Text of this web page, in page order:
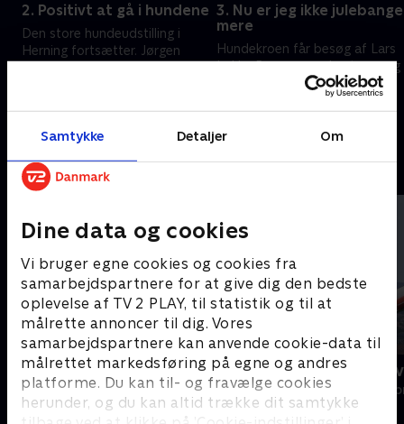
Samtykke Detaljer Om
Dine data og cookies
Vi bruger egne cookies og cookies fra
samarbejdspartnere for at give dig den bedste
oplevelse af TV 2 PLAY, til statistik og til at
målrette annoncer til dig. Vores
samarbejdspartnere kan anvende cookie-data til
målrettet markedsføring på egne og andres
platforme. Du kan til- og fravælge cookies
herunder, og du kan altid trække dit samtykke
2. Positivt at gå i hundene
Den store hundeudstilling i
Herning fortsætter. Jørgen
24. maj 2026 • 23 min
3. Nu er jeg ikke julebange
mere
Hundekroen får besøg af Lars
Løkke Rasmussen, hustruen og
hundene. Løkke er glad for, at
hundene er velkomne, og
kroen.
Andre så også
Hund søger hjem
Livsstil • 1 sæsoner
CPH
Livsstil • 2